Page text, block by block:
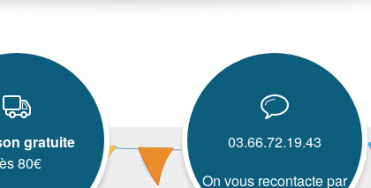
gratuite
80€
03.66.72.19.43
On vous recontacte par